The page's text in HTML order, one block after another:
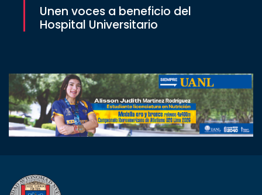
Unen voces a beneficio del
Hospital Universitario